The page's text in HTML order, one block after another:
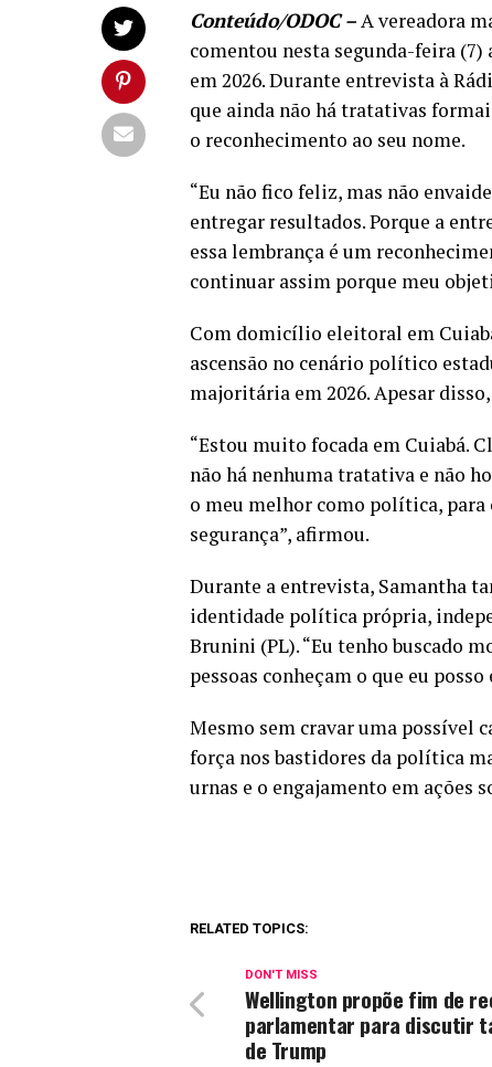
Conteúdo/ODOC –A vereadora
comentou nesta segunda-feira
em 2026. Durante entrevista à
que ainda não há tratativas
o reconhecimento ao seu nome.
“Eu não fico feliz, mas não
entregar resultados. Porque a
essa lembrança é um
continuar assim porque meu
Com domicílio eleitoral em
ascensão no cenário político
majoritária em 2026. Apesar
“Estou muito focada em Cuiabá.
não há nenhuma tratativa e não
o meu melhor como política, para
segurança”, afirmou.
Durante a entrevista, Samantha
identidade política própria,
Brunini (PL). “Eu tenho buscado
pessoas conheçam o que eu posso
Mesmo sem cravar uma possível
força nos bastidores da política
urnas e o engajamento em ações
RELATED TOPICS:
DON'T MISS
Wellington propõe fim de
parlamentar para discutir
de Trump